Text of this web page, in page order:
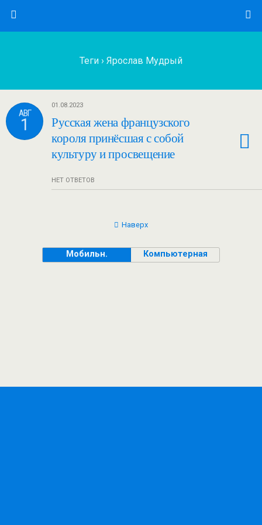
Теги › Ярослав Мудрый
АВГ
1
01.08.2023
Русская жена французского
короля принёсшая с собой
культуру и просвещение
НЕТ ОТВЕТОВ
Наверх
Мобильн. Компьютерная